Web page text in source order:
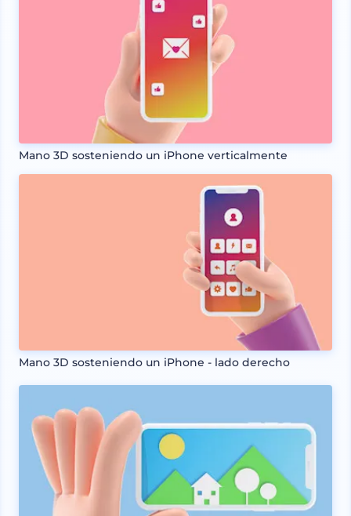
Mano 3D sosteniendo un iPhone verticalmente
Mano 3D sosteniendo un iPhone - lado derecho